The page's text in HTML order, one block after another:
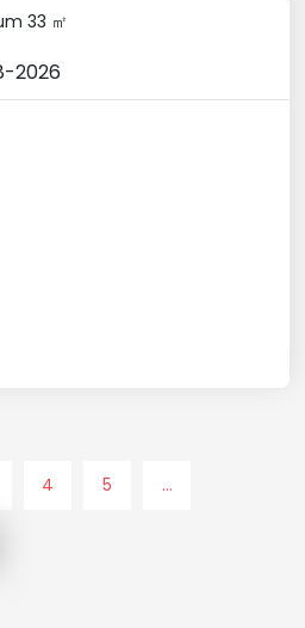
33 ㎡
2026
4 5 ...